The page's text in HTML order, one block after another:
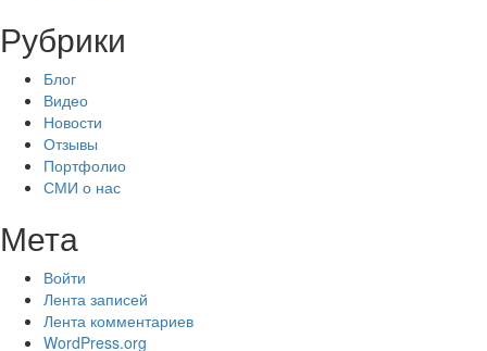
Рубрики
Блог
Видео
Новости
Отзывы
Портфолио
СМИ о нас
Мета
Войти
Лента записей
Лента комментариев
WordPress.org